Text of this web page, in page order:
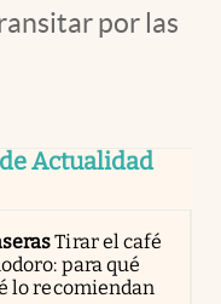
por las
Actualidad
Tirar el café
para qué
lo recomiendan